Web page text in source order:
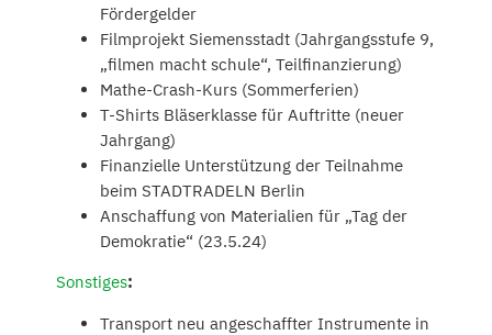
Fördergelder
Filmprojekt Siemensstadt (Jahrgangsstufe 9,
„filmen macht schule“, Teilfinanzierung)
Mathe-Crash-Kurs (Sommerferien)
T-Shirts Bläserklasse für Auftritte (neuer
Jahrgang)
Finanzielle Unterstützung der Teilnahme
beim STADTRADELN Berlin
Anschaffung von Materialien für „Tag der
Demokratie“ (23.5.24)
Sonstiges:
Transport neu angeschaffter Instrumente in